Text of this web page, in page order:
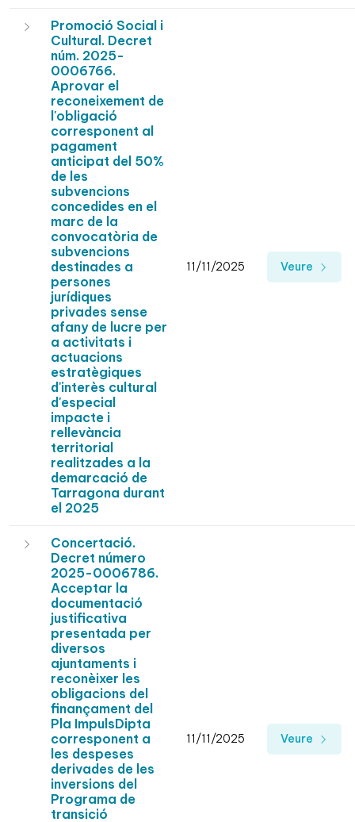
Promoció Social i
Cultural. Decret
núm. 2025-
0006766.
Aprovar el
reconeixement de
l'obligació
corresponent al
pagament
anticipat del 50%
de les
subvencions
concedides en el
marc de la
convocatòria de
subvencions
destinades a
persones
jurídiques
privades sense
afany de lucre per
a activitats i
actuacions
estratègiques
d'interès cultural
d'especial
impacte i
rellevància
territorial
realitzades a la
demarcació de
Tarragona durant
el 2025
11/11/2025 Veure
Concertació.
Decret número
2025-0006786.
Acceptar la
documentació
justificativa
presentada per
diversos
ajuntaments i
reconèixer les
obligacions del
finançament del
Pla ImpulsDipta
corresponent a
les despeses
derivades de les
inversions del
Programa de
transició
11/11/2025 Veure